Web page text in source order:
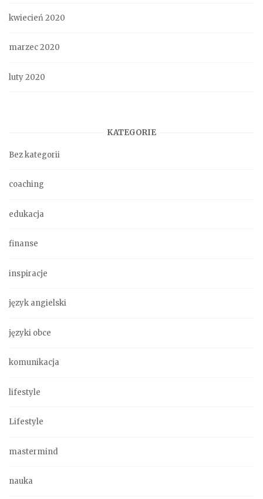
kwiecień 2020
marzec 2020
luty 2020
KATEGORIE
Bez kategorii
coaching
edukacja
finanse
inspiracje
język angielski
języki obce
komunikacja
lifestyle
Lifestyle
mastermind
nauka